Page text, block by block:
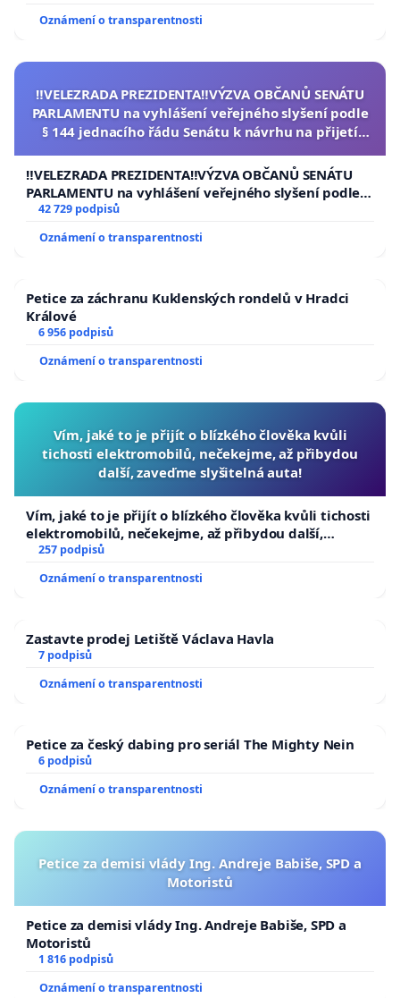
Oznámení o transparentnosti
‼️VELEZRADA PREZIDENTA‼️VÝZVA OBČANŮ SENÁTU
PARLAMENTU na vyhlášení veřejného slyšení podle
§ 144 jednacího řádu Senátu k návrhu na přijetí
republiky
‼️VELEZRADA PREZIDENTA‼️VÝZVA OBČANŮ SENÁTU
PARLAMENTU na vyhlášení veřejného slyšení podle §
144 jednacího řádu Senátu k návrhu na přijetí
republiky
42 729 podpisů
Oznámení o transparentnosti
Petice za záchranu Kuklenských rondelů v Hradci
Králové
6 956 podpisů
Oznámení o transparentnosti
Vím, jaké to je přijít o blízkého člověka kvůli
tichosti elektromobilů, nečekejme, až přibydou
další, zaveďme slyšitelná auta!
Vím, jaké to je přijít o blízkého člověka kvůli tichosti
elektromobilů, nečekejme, až přibydou další,
zaveďme slyšitelná auta!
257 podpisů
Oznámení o transparentnosti
Zastavte prodej Letiště Václava Havla
7 podpisů
Oznámení o transparentnosti
Petice za český dabing pro seriál The Mighty Nein
6 podpisů
Oznámení o transparentnosti
Petice za demisi vlády Ing. Andreje Babiše, SPD a
Motoristů
Petice za demisi vlády Ing. Andreje Babiše, SPD a
Motoristů
1 816 podpisů
Oznámení o transparentnosti